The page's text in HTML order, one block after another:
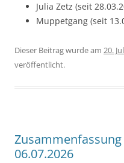
Julia Zetz (seit
Muppetgang (seit
Dieser Beitrag wurde am 20.
veröffentlicht.
06.07.2026